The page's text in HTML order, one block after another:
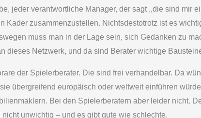
jeder verantwortliche Manager, der sagt ,,die sind mir
Kader zusammenzustellen. Nichtsdestotrotz ist es
muss man in der Lage sein, sich Gedanken zu
dieses Netzwerk, und da sind Berater wichtige
der Spielerberater. Die sind frei verhandelbar. Da
übergreifend europäisch oder weltweit einführen
Bei den Spielerberatern aber leider nicht.
unwichtig – und es gibt gute wie schlechte.